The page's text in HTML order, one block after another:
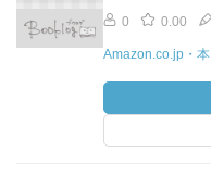
0 0.00
Amazon.co.jp・本